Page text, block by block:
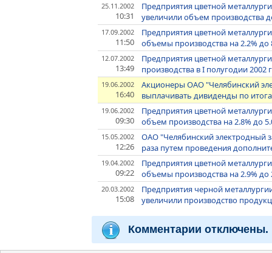
25.11.2002
10:31
Предприятия цветной
увеличили объем производства
17.09.2002
11:50
Предприятия цветной
объемы производства на 2.2% до
12.07.2002
13:49
Предприятия цветной
производства в I полугодии 2002
19.06.2002
16:40
Акционеры ОАО "Челябинский
выплачивать дивиденды по
19.06.2002
09:30
Предприятия цветной
объем производства на 2.8% до
15.05.2002
12:26
ОАО "Челябинский электродный
раза путем проведения
19.04.2002
09:22
Предприятия цветной
объемы производства на 2.9% до
20.03.2002
15:08
Предприятия черной
увеличили производство
Комментарии отключены.